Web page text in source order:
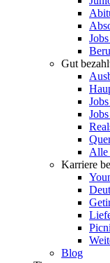
Gut
Alle
Karriere
Blog